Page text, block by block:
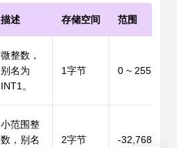
描述 存储空间 范围
微整数，
别名为
INT1。
1字节 0 ~ 255
小范围整
数，别名
2字节 -32,768 ~